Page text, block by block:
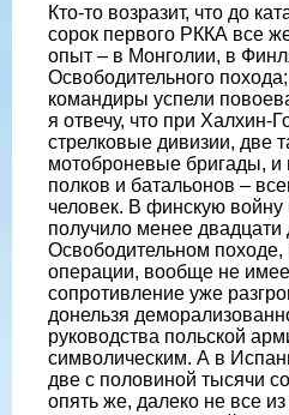
Кто-то возразит, что до
сорок первого РККА все
опыт – в Монголии, в
Освободительного
командиры успели
я отвечу, что при Халхин-
стрелковые дивизии, две
мотоброневые бригады, и
полков и батальонов –
человек. В финскую
получило менее двадцати
Освободительном
операции, вообще не
сопротивление уже
донельзя
руководства польской
символическим. А в
две с половиной тысячи
опять же, далеко не все